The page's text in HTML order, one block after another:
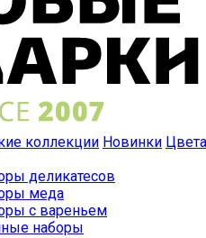
коллекции Новинки Цвета
деликатесов
меда
с вареньем
наборы